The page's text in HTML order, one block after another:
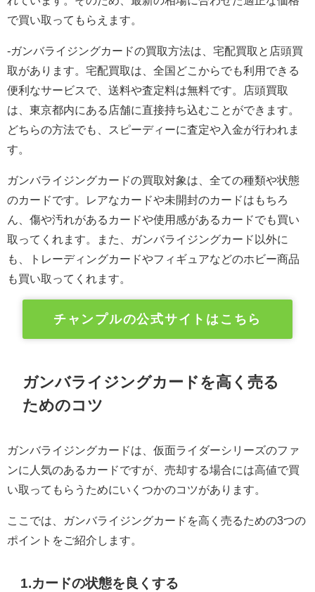
で買い取ってもらえます。
-ガンバライジングカードの買取方法は、宅配買取と店頭買
取があります。宅配買取は、全国どこからでも利用できる
便利なサービスで、送料や査定料は無料です。店頭買取
は、東京都内にある店舗に直接持ち込むことができます。
どちらの方法でも、スピーディーに査定や入金が行われま
す。
ガンバライジングカードの買取対象は、全ての種類や状態
のカードです。レアなカードや未開封のカードはもちろ
ん、傷や汚れがあるカードや使用感があるカードでも買い
取ってくれます。また、ガンバライジングカード以外に
も、トレーディングカードやフィギュアなどのホビー商品
も買い取ってくれます。
チャンプルの公式サイトはこちら
ガンバライジングカードを高く売る
ためのコツ
ガンバライジングカードは、仮面ライダーシリーズのファ
ンに人気のあるカードですが、売却する場合には高値で買
い取ってもらうためにいくつかのコツがあります。
ここでは、ガンバライジングカードを高く売るための3つの
ポイントをご紹介します。
1.カードの状態を良くする